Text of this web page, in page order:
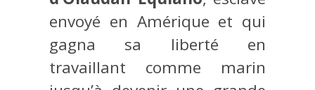
envoyé en Amérique et qui
gagna sa liberté en
travaillant comme marin